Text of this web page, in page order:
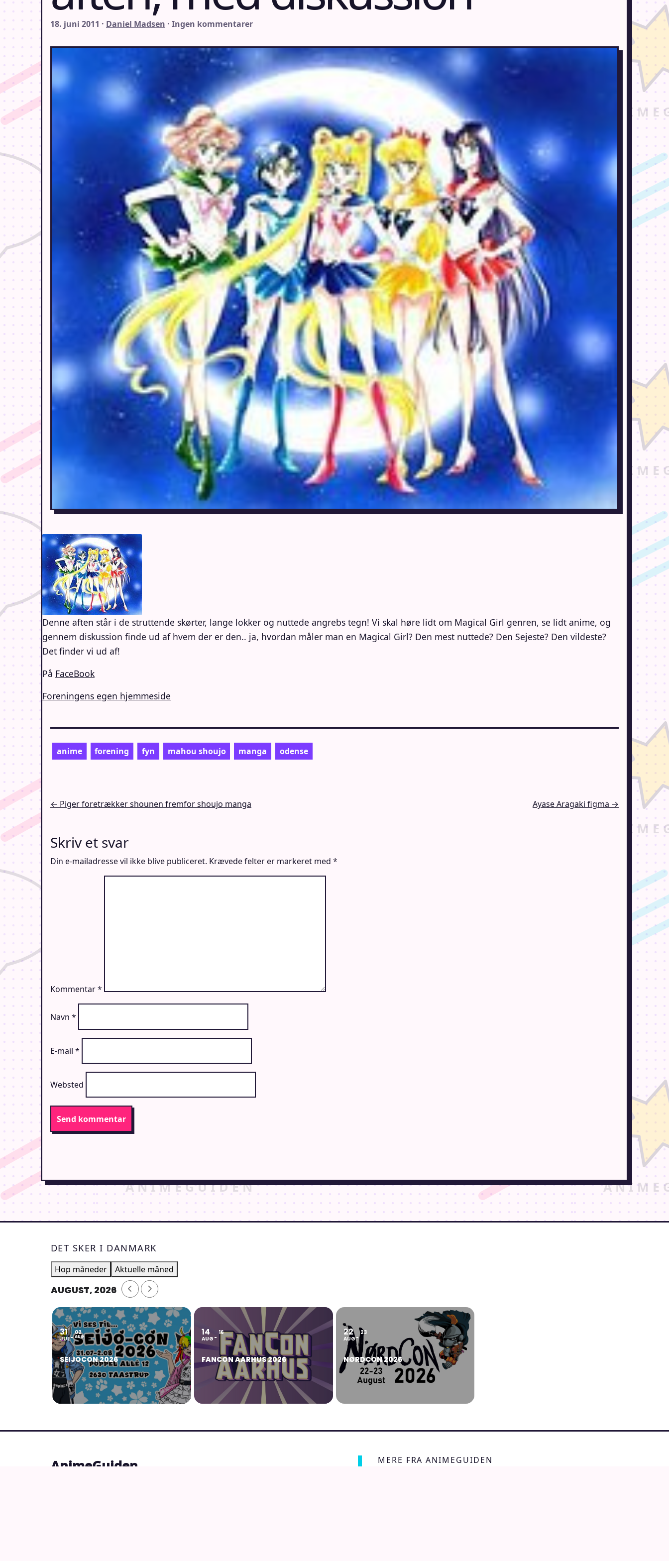
18. juni 2011 · Daniel Madsen · Ingen kommentarer
Denne aften står i de struttende skørter, lange lokker og nuttede angrebs tegn! Vi skal høre lidt om Magical Girl genren, se lidt anime, og
gennem diskussion finde ud af hvem der er den.. ja, hvordan måler man en Magical Girl? Den mest nuttede? Den Sejeste? Den vildeste?
Det finder vi ud af!
På FaceBook
Foreningens egen hjemmeside
anime forening fyn mahou shoujo manga odense
Indlægsnavigation
← Piger foretrækker shounen fremfor shoujo manga Ayase Aragaki figma →
Skriv et svar
Din e-mailadresse vil ikke blive publiceret. Krævede felter er markeret med *
Kommentar*
Navn *
E-mail *
Websted
DET SKER I DANMARK
Hop måneder Aktuelle måned
AUGUST, 2026
31
JUL
02
AUG
SEIJOCON 2026
14
AUG
16
FANCON AARHUS 2026
22
AUG
23
NØRDCON 2026
AnimeGuiden
MERE FRA ANIMEGUIDEN